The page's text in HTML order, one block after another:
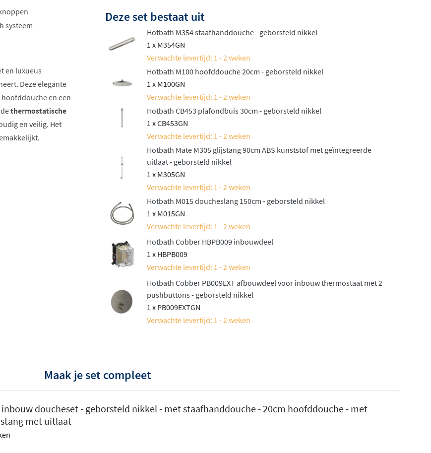
systeem
en luxueus
Deze elegante
en een
thermostatische
en veilig. Het
monteren. Ook de
voor variatie
Deze set bestaat uit
Hotbath M354 staafhanddouche - geborsteld nikkel
1 x M354GN
Verwachte levertijd: 1 - 2 weken
Hotbath M100 hoofddouche 20cm - geborsteld nikkel
1 x M100GN
Verwachte levertijd: 1 - 2 weken
Hotbath CB453 plafondbuis 30cm - geborsteld nikkel
1 x CB453GN
Verwachte levertijd: 1 - 2 weken
Hotbath Mate M305 glijstang 90cm ABS kunststof met geïntegreerde
uitlaat - geborsteld nikkel
1 x M305GN
Verwachte levertijd: 1 - 2 weken
Hotbath M015 doucheslang 150cm - geborsteld nikkel
1 x M015GN
Verwachte levertijd: 1 - 2 weken
Hotbath Cobber HBPB009 inbouwdeel
1 x HBPB009
Verwachte levertijd: 1 - 2 weken
Hotbath Cobber PB009EXT afbouwdeel voor inbouw thermostaat met 2
pushbuttons - geborsteld nikkel
1 x PB009EXTGN
Verwachte levertijd: 1 - 2 weken
Maak je set compleet
doucheset - geborsteld nikkel - met staafhanddouche - 20cm hoofddouche - met
met uitlaat